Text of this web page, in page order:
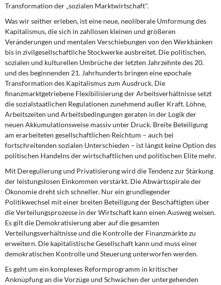
Transformation der „sozialen Marktwirtschaft".
Was wir seither erleben, ist eine neue, neoliberale Umformung des
Kapitalismus, die sich in zahllosen kleinen und größeren
Veränderungen und mentalen Verschiebungen von den Werkbänken
bis in zivilgesellschaftliche Stockwerke ausbreitet. Die politischen,
sozialen und kulturellen Umbrüche der letzten Jahrzehnte des 20.
und des beginnenden 21. Jahrhunderts bringen eine epochale
Transformation des Kapitalismus zum Ausdruck. Die
finanzmarktgetriebene Flexibilisierung der Arbeitsverhältnisse setzt
die sozialstaatlichen Regulationen zunehmend außer Kraft. Löhne,
Arbeitszeiten und Arbeitsbedingungen geraten in der Logik der
neuen Akkumulationsweise massiv unter Druck. Breite Beteiligung
am erarbeiteten gesellschaftlichen Reichtum – auch bei
fortschreitenden sozialen Unterschieden – ist längst keine Option des
politischen Handelns der wirtschaftlichen und politischen Elite mehr.
Mit Deregulierung und Privatisierung wird die Tendenz zur Stärkung
der leistungslosen Einkommen verstärkt. Die Abwärtsspirale der
Ökonomie dreht sich schneller. Nur ein grundlegender
Politikwechsel mit einer breiten Beteiligung der Beschäftigten über
die Verteilungsprozesse in der Wirtschaft kann einen Ausweg weisen.
Es gilt die Demokratisierung aber auf die gesamten
Verteilungsverhältnisse und die Kontrolle der Finanzmärkte zu
erweitern. Die kapitalistische Gesellschaft kann und muss einer
demokratischen Kontrolle und Steuerung unterworfen werden.
Es geht um ein komplexes Reformprogramm in kritischer
Anknüpfung an die Vorzüge und Schwächen der untergehenden